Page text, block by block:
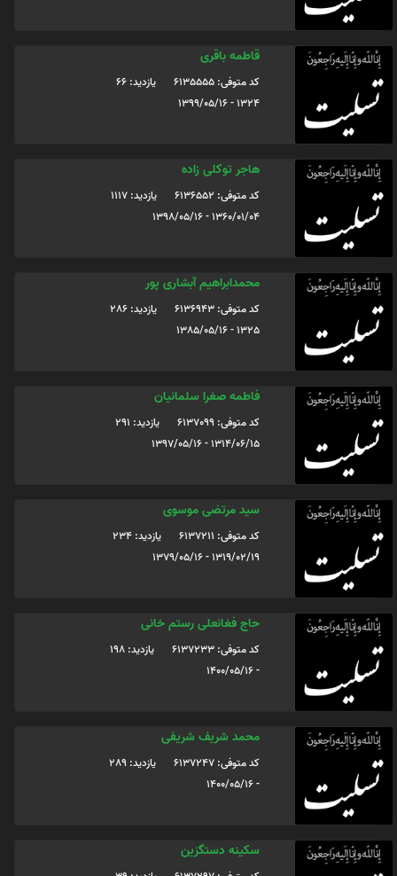
قاطمه باقری
کد متوفی: 6135555
یازدید: 66
1324 - 1399/05/16
هاجر توکلی زاده
کد متوفی: 6136552
یازدید: 1117
1360/01/04 - 1398/05/16
محمدابراهیم آبشاری پور
کد متوفی: 6136943
یازدید: 286
1325 - 1385/05/16
فاطمه صغرا سلمانیان
کد متوفی: 6137099
یازدید: 291
1314/06/15 - 1397/05/16
سید مرتضی موسوی
کد متوفی: 6137211
یازدید: 234
1319/02/19 - 1379/05/16
حاج فغانعلی رستم خانی
کد متوفی: 6137233
یازدید: 198
- 1400/05/16
محمد شریف شریفی
کد متوفی: 6137247
یازدید: 289
- 1400/05/16
سكينه دستگزين